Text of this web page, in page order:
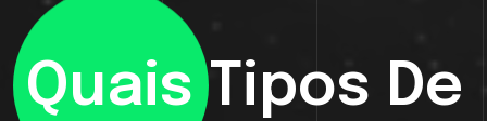
Quais Tipos De